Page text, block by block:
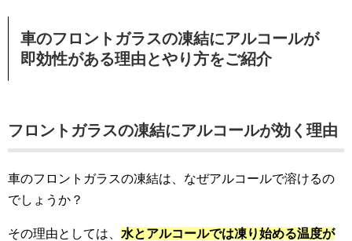
車のフロントガラスの凍結にアルコールが
即効性がある理由とやり方をご紹介
フロントガラスの凍結にアルコールが効く理由
車のフロントガラスの凍結は、なぜアルコールで溶けるの
でしょうか？
その理由としては、 水とアルコールでは凍り始める温度が